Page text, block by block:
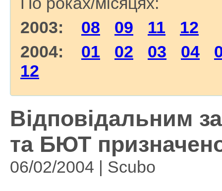
2003: 08 09 11
12
2004: 01 02 03 04
12
Відповідальним
та БЮТ
06/02/2004 | Scubo